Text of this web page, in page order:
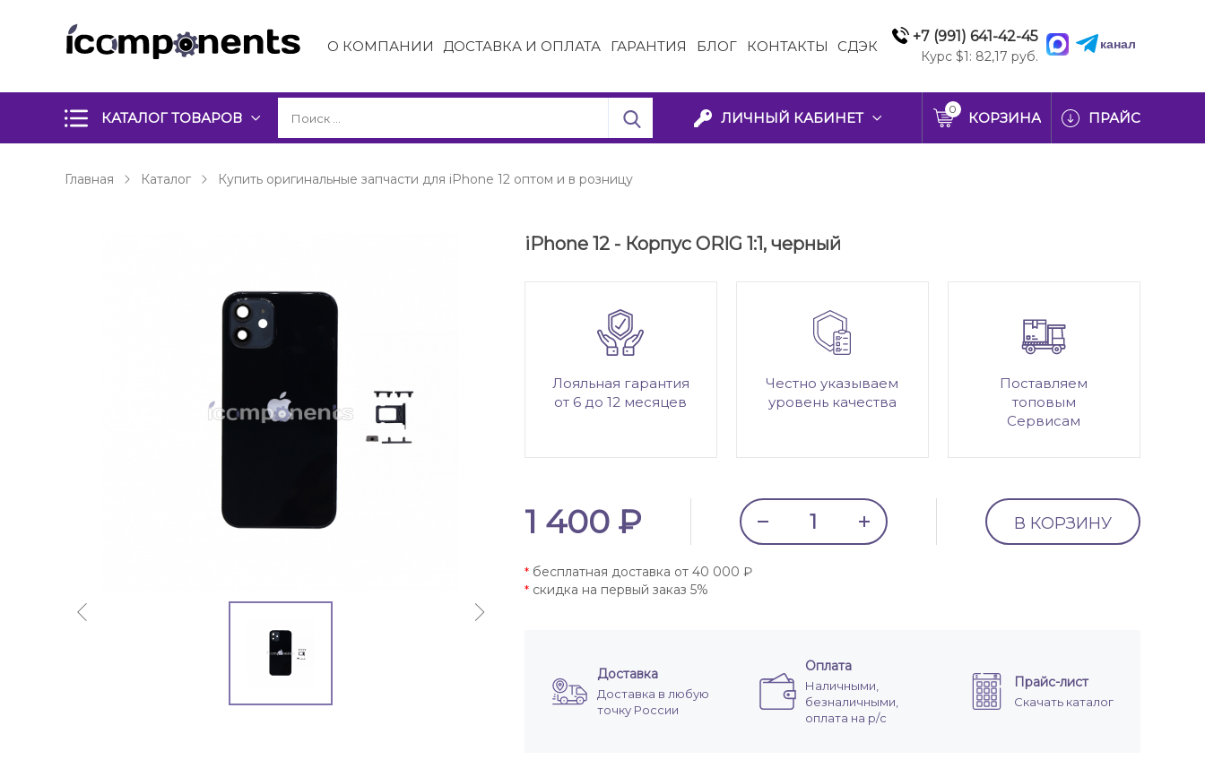
О КОМПАНИИ ДОСТАВКА И ОПЛАТА ГАРАНТИЯ БЛОГ КОНТАКТЫ СДЭК
+7 (991) 641-42-45
Курс $1: 82,17 руб.
канал
КАТАЛОГ ТОВАРОВ ЛИЧНЫЙ КАБИНЕТ
0
КОРЗИНА ПРАЙС
Главная Каталог Купить оригинальные запчасти для iPhone 12 оптом и в розницу
iPhone 12 - Корпус ORIG 1:1, черный
Лояльная гарантия
от 6 до 12 месяцев
Честно указываем
уровень качества
Поставляем
топовым
Сервисам
1 400 ₽ В КОРЗИНУ
*бесплатная доставка от 40 000 ₽
*скидка на первый заказ 5%
Доставка
Доставка в любую
точку России
Оплата
Наличными,
безналичными,
оплата на р/с
Прайс-лист
Скачать каталог